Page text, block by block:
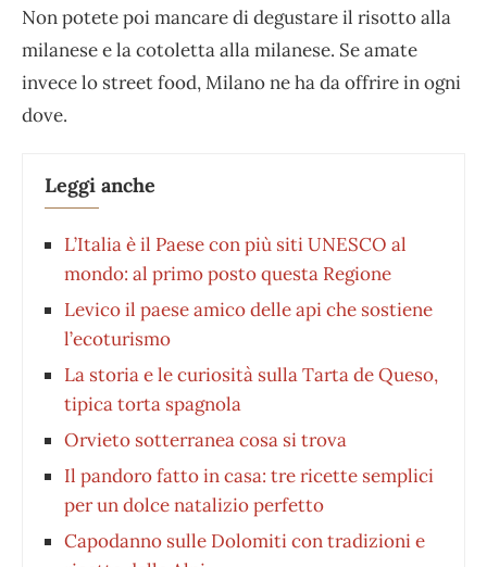
Non potete poi mancare di degustare il risotto alla
milanese e la cotoletta alla milanese. Se amate
invece lo street food, Milano ne ha da offrire in ogni
dove.
Leggi anche
L’Italia è il Paese con più siti UNESCO al
mondo: al primo posto questa Regione
Levico il paese amico delle api che sostiene
l’ecoturismo
La storia e le curiosità sulla Tarta de Queso,
tipica torta spagnola
Orvieto sotterranea cosa si trova
Il pandoro fatto in casa: tre ricette semplici
per un dolce natalizio perfetto
Capodanno sulle Dolomiti con tradizioni e